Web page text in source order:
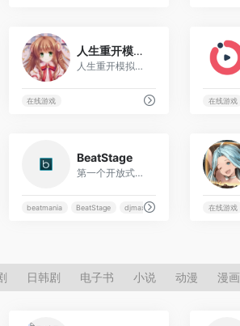
人生重开模拟器
人生重开模拟器在线版
在线游戏 在线游戏
BeatStage
第一个开放式网页音乐游戏 BeatStage
beatmania BeatStage djmax 在线游戏
日韩剧 电子书 小说 动漫 漫画